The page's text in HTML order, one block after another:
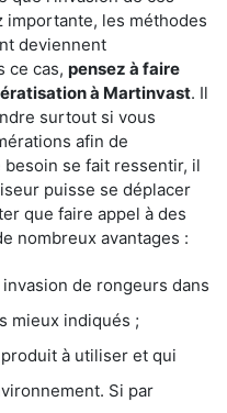
importante, les méthodes
deviennent
ce cas, pensez à faire
à Martinvast. Il
surtout si vous
afin de
se fait ressentir, il
puisse se déplacer
que faire appel à des
nombreux avantages :
de rongeurs dans
mieux indiqués ;
à utiliser et qui
Si par